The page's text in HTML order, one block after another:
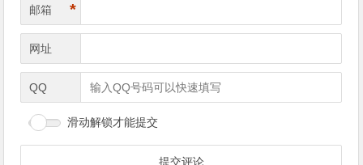
邮箱 *
网址
QQ
滑动解锁才能提交